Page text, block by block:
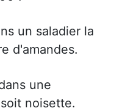
un saladier la
d'amandes.
une
noisette.